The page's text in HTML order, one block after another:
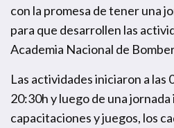
con la promesa de tener una
para que desarrollen las
Academia Nacional de
Las actividades iniciaron a las
20:30h y luego de una
capacitaciones y juegos, los